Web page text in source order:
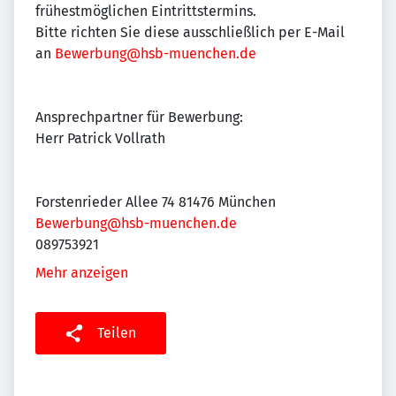
frühestmöglichen Eintrittstermins.
Bitte richten Sie diese ausschließlich per E-Mail
an Bewerbung@hsb-muenchen.de
Ansprechpartner für Bewerbung:
Herr Patrick Vollrath
Forstenrieder Allee 74 81476 München
Bewerbung@hsb-muenchen.de
089753921
Mehr anzeigen
Teilen